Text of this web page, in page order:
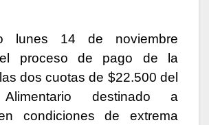
lunes 14 de noviembre
el proceso de pago de la
dos cuotas de $22.500 del
Alimentario destinado a
condiciones de extrema